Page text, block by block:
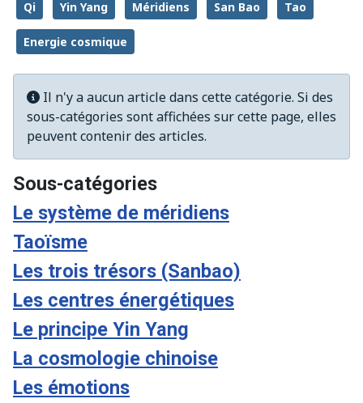
Qi Yin Yang Méridiens San Bao Tao
Energie cosmique
Info
Il n'y a aucun article dans cette catégorie. Si des
sous-catégories sont affichées sur cette page, elles
peuvent contenir des articles.
Sous-catégories
Le système de méridiens
Taoïsme
Les trois trésors (Sanbao)
Les centres énergétiques
Le principe Yin Yang
La cosmologie chinoise
Les émotions